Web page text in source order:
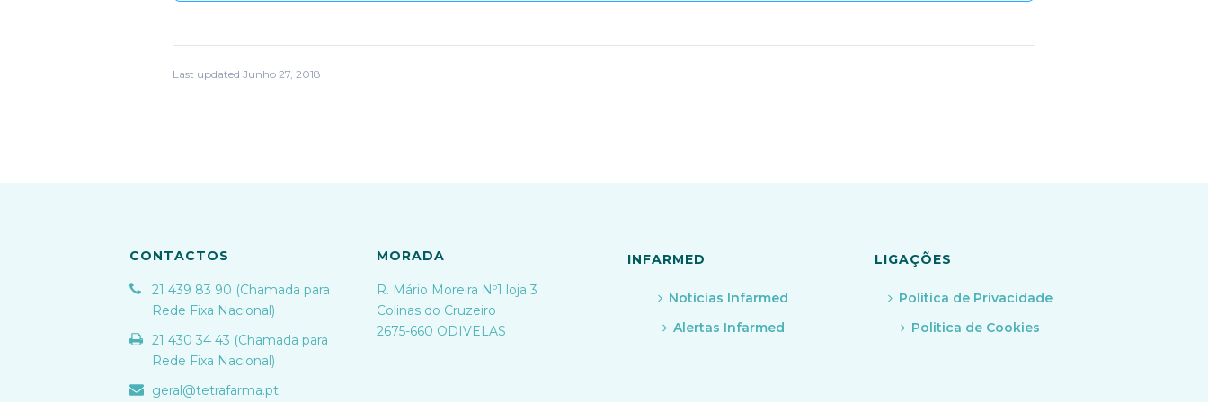
Last updated Junho 27, 2018
CONTACTOS
21 439 83 90 (Chamada para
Rede Fixa Nacional)
21 430 34 43 (Chamada para
Rede Fixa Nacional)
geral@tetrafarma.pt
MORADA
R. Mário Moreira Nº1 loja 3
Colinas do Cruzeiro
2675-660 ODIVELAS
INFARMED
Noticias Infarmed
Alertas Infarmed
LIGAÇÕES
Politica de Privacidade
Politica de Cookies